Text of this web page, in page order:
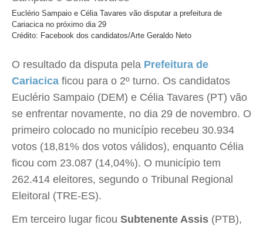
Euclério Sampaio e Célia Tavares vão disputar a prefeitura de
Cariacica no próximo dia 29
Crédito: Facebook dos candidatos/Arte Geraldo Neto
O resultado da disputa pela Prefeitura de
Cariacica ficou para o 2º turno. Os candidatos
Euclério Sampaio (DEM) e Célia Tavares (PT) vão
se enfrentar novamente, no dia 29 de novembro. O
primeiro colocado no município recebeu 30.934
votos (18,81% dos votos válidos), enquanto Célia
ficou com 23.087 (14,04%). O município tem
262.414 eleitores, segundo o Tribunal Regional
Eleitoral (TRE-ES).
Em terceiro lugar ficou Subtenente Assis (PTB),